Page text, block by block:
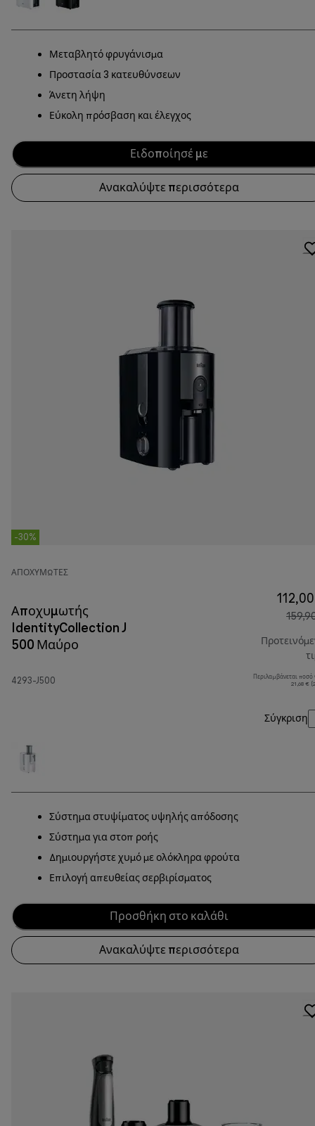
Μεταβλητό φρυγάνισμα
Προστασία 3 κατευθύνσεων
Άνετη λήψη
Εύκολη πρόσβαση και έλεγχος
Ειδοποίησέ με
Ανακαλύψτε περισσότερα
-30%
ΑΠΟΧΥΜΩΤΈΣ
Αποχυμωτής
IdentityCollection J
500 Μαύρο
4293-J500
Περιλαμβάνεται
21,68 €
Σύγκριση
Σύστημα στυψίματος υψηλής απόδοσης
Σύστημα για στοπ ροής
Δημιουργήστε χυμό με ολόκληρα φρούτα
Επιλογή απευθείας σερβιρίσματος
Προσθήκη στο καλάθι
Ανακαλύψτε περισσότερα